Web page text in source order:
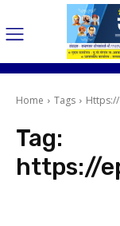
Home Tags
Tag:
https://